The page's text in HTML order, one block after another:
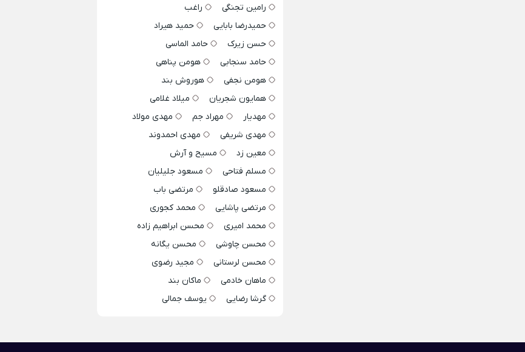
رامین تجنگی
راغب
حمیدرضا بابایی
حمید هیراد
حسن زیرک
حامد الماسی
حامد سنجابی
هومن پناهی
هومن نجفی
هوروش بند
همایون شجریان
میلاد غلامی
مهدیار
مهراد جم
مهدی مولاد
مهدی شریفی
مهدی احمدوند
معین زد
مسیح و آرش
مسلم فتاحی
مسعود جلیلیان
مسعود صادقلو
مرتضی باب
مرتضی پاشایی
محمد کجوری
محمد امیری
محسن ابراهیم زاده
محسن چاوشی
محسن یگانه
محسن لرستانی
مجید رضوی
ماهان خادمی
ماکان بند
گرشا رضایی
یوسف جمالی